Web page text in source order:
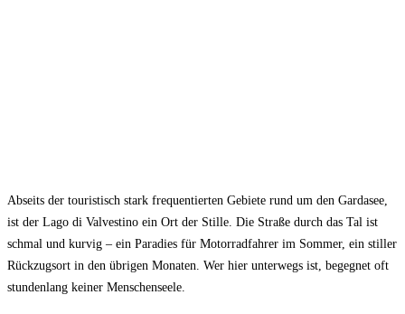
Abseits der touristisch stark frequentierten Gebiete rund um den Gardasee,
ist der Lago di Valvestino ein Ort der Stille. Die Straße durch das Tal ist
schmal und kurvig – ein Paradies für Motorradfahrer im Sommer, ein stiller
Rückzugsort in den übrigen Monaten. Wer hier unterwegs ist, begegnet oft
stundenlang keiner Menschenseele.